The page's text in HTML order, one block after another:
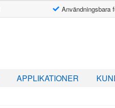
Användningsbara
APPLIKATIONER